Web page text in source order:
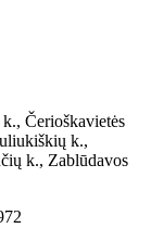
Čerioškavietės
k.,
k., Zablūdavos